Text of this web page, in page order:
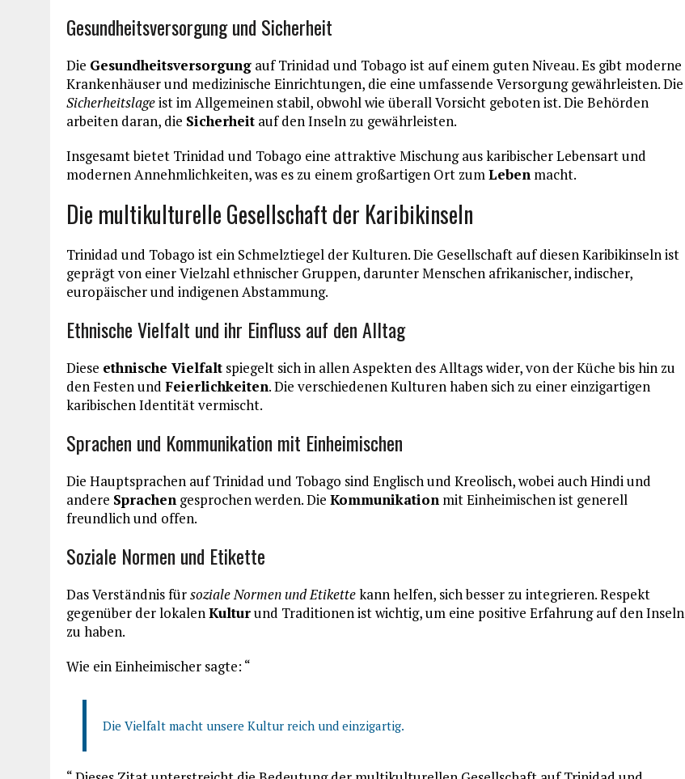
Gesundheitsversorgung und Sicherheit
Die Gesundheitsversorgung auf Trinidad und Tobago ist auf einem guten Niveau. Es gibt moderne
Krankenhäuser und medizinische Einrichtungen, die eine umfassende Versorgung gewährleisten. Die
Sicherheitslageist im Allgemeinen stabil, obwohl wie überall Vorsicht geboten ist. Die Behörden
arbeiten daran, die Sicherheit auf den Inseln zu gewährleisten.
Insgesamt bietet Trinidad und Tobago eine attraktive Mischung aus karibischer Lebensart und
modernen Annehmlichkeiten, was es zu einem großartigen Ort zumLeben macht.
Die multikulturelle Gesellschaft der Karibikinseln
Trinidad und Tobago ist ein Schmelztiegel der Kulturen. Die Gesellschaft auf diesen Karibikinseln ist
geprägt von einer Vielzahl ethnischer Gruppen, darunter Menschen afrikanischer, indischer,
europäischer und indigenen Abstammung.
Ethnische Vielfalt und ihr Einfluss auf den Alltag
Diese ethnische Vielfalt spiegelt sich in allen Aspekten des Alltags wider, von der Küche bis hin zu
den Festen und Feierlichkeiten. Die verschiedenen Kulturen haben sich zu einer einzigartigen
karibischen Identität vermischt.
Sprachen und Kommunikation mit Einheimischen
Die Hauptsprachen auf Trinidad und Tobago sind Englisch und Kreolisch, wobei auch Hindi und
andere Sprachen gesprochen werden. Die Kommunikation mit Einheimischen ist generell
freundlich und offen.
Soziale Normen und Etikette
Das Verständnis fürsoziale Normen und Etikettekann helfen, sich besser zu integrieren. Respekt
gegenüber der lokalenKulturund Traditionen ist wichtig, um eine positive Erfahrung auf den Inseln
zu haben.
Wie ein Einheimischer sagte: “
Die Vielfalt macht unsere Kultur reich und einzigartig.